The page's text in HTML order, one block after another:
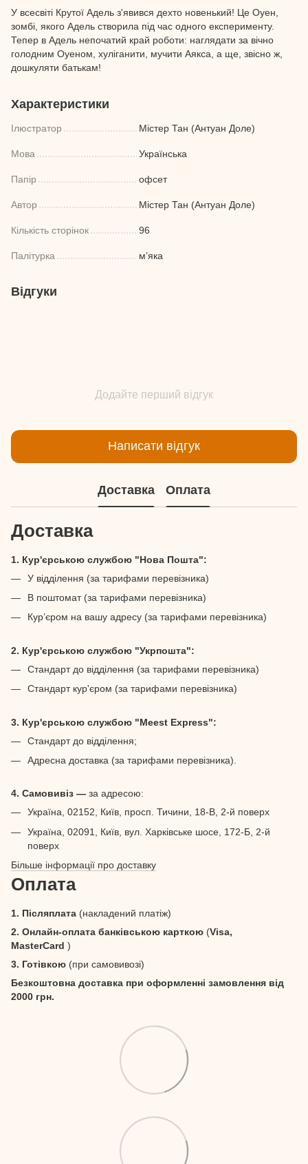
У всесвіті Крутої Адель з'явився дехто новенький! Це Оуен,
зомбі, якого Адель створила під час одного експерименту.
Тепер в Адель непочатий край роботи: наглядати за вічно
голодним Оуеном, хуліганити, мучити Аякса, а ще, звісно ж,
дошкуляти батькам!
Характеристики
Ілюстратор Містер Тан (Антуан Доле)
Мова Українська
Папір офсет
Автор Містер Тан (Антуан Доле)
Кількість сторінок 96
Палітурка м’яка
Відгуки
Додайте перший відгук
Написати відгук
Доставка Оплата
Доставка
1. Кур'єрською службою "Нова Пошта":
У відділення (за тарифами перевізника)
В поштомат (за тарифами перевізника)
Кур’єром на вашу адресу (за тарифами перевізника)
2. Кур'єрською службою "Укрпошта":
Стандарт до відділення (за тарифами перевізника)
Стандарт кур'єром (за тарифами перевізника)
3. Кур'єрською службою "Meest Express":
Стандарт до відділення;
Адресна доставка (за тарифами перевізника).
4. Самовивіз — за адресою:
Україна, 02152, Київ, просп. Тичини, 18-В, 2-й поверх
Україна, 02091, Київ, вул. Харківське шосе, 172-Б, 2-й
поверх
Більше інформації про доставку
Оплата
1. Післяплата (накладений платіж)
2. Онлайн-оплата банківською карткою (Visa,
MasterCard )
3. Готівкою (при самовивозі)
Безкоштовна доставка при оформленні замовлення від
2000 грн.